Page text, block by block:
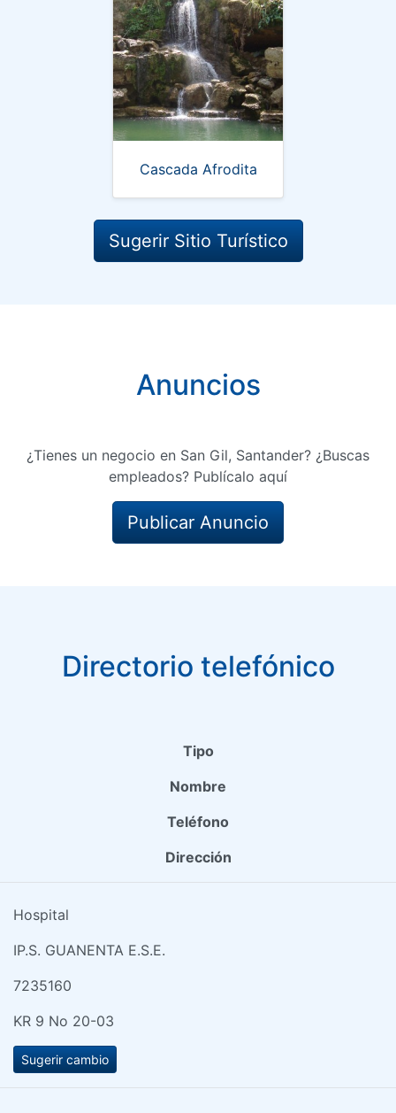
Cascada Afrodita
Sugerir Sitio Turístico
Anuncios
¿Tienes un negocio en San Gil, Santander? ¿Buscas
empleados? Publícalo aquí
Publicar Anuncio
Directorio telefónico
Tipo
Nombre
Teléfono
Dirección
Hospital
IP.S. GUANENTA E.S.E.
7235160
KR 9 No 20-03
Sugerir cambio